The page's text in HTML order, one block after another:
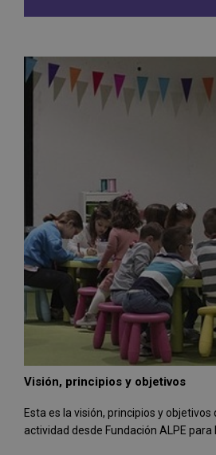
Visión, principios y objetivos
Esta es la visión, principios y
actividad desde Fundación ALPE para